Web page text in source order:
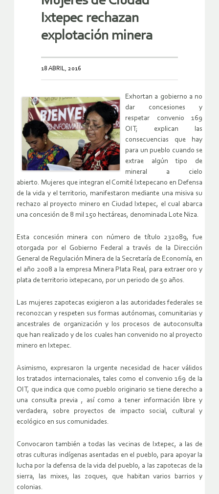
Ixtepec rechazan
explotación minera
18 ABRIL, 2016
Exhortan a gobierno a no
dar concesiones y
respetar convenio 169
OIT; explican las
consecuencias que hay
para un pueblo cuando se
extrae algún tipo de
mineral a cielo
abierto. Mujeres que integran el Comité Ixtepecano en Defensa
de la vida y el territorio, manifestaron mediante una misiva su
rechazo al proyecto minero en Ciudad Ixtepec, el cual abarca
una concesión de 8 mil 150 hectáreas, denominada Lote Niza.
Esta concesión minera con número de título 232089, fue
otorgada por el Gobierno Federal a través de la Dirección
General de Regulación Minera de la Secretaría de Economía, en
el año 2008 a la empresa Minera Plata Real, para extraer oro y
plata de territorio ixtepecano, por un periodo de 50 años.
Las mujeres zapotecas exigieron a las autoridades federales se
reconozcan y respeten sus formas autónomas, comunitarias y
ancestrales de organización y los procesos de autoconsulta
que han realizado y de los cuales han convenido no al proyecto
minero en Ixtepec.
Asimismo, expresaron la urgente necesidad de hacer válidos
los tratados internacionales, tales como el convenio 169 de la
OIT, que indica que como pueblo originario se tiene derecho a
una consulta previa , así como a tener información libre y
verdadera, sobre proyectos de impacto social, cultural y
ecológico en sus comunidades.
Convocaron también a todas las vecinas de Ixtepec, a las de
otras culturas indígenas asentadas en el pueblo, para apoyar la
lucha por la defensa de la vida del pueblo, a las zapotecas de la
sierra, las mixes, las zoques, que habitan varios barrios y
colonias.